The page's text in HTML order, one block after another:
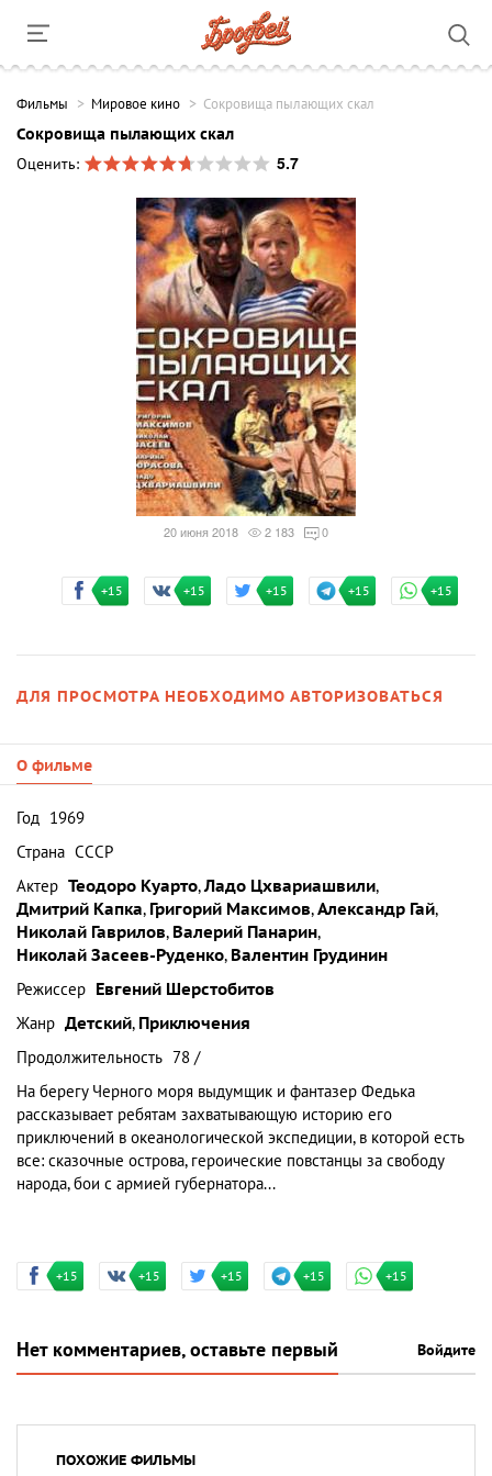
Фильмы Мировое кино Сокровища пылающих скал
Сокровища пылающих скал
Оценить:
5.7
20 июня 2018 2 183 0
+15 +15 +15 +15 +15
ДЛЯ ПРОСМОТРА НЕОБХОДИМО АВТОРИЗОВАТЬСЯ
О фильме
Год 1969
Страна СССР
Актер Теодоро Куарто,Ладо Цхвариашвили,
Дмитрий Капка, Григорий Максимов,Александр Гай,
Николай Гаврилов, Валерий Панарин,
Николай Засеев-Руденко, Валентин Грудинин
Режиссер Евгений Шерстобитов
Жанр Детский, Приключения
Продолжительность 78 /
На берегу Черного моря выдумщик и фантазер Федька
рассказывает ребятам захватывающую историю его
приключений в океанологической экспедиции, в которой есть
все: сказочные острова, героические повстанцы за свободу
народа, бои с армией губернатора...
+15 +15 +15 +15 +15
Нет комментариев, оставьте первый Войдите
ПОХОЖИЕ ФИЛЬМЫ